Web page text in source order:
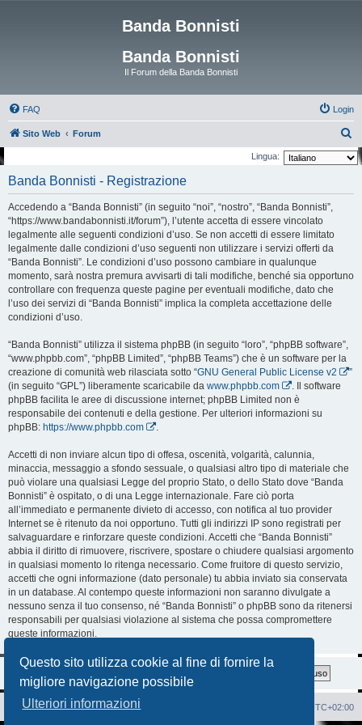
Questo sito utilizza cookie al fine di fornire la
migliore navigazione possibile
Ulteriori informazioni
Banda Bonnisti
Banda Bonnisti
Il Forum della Banda Bonnisti
FAQ Login
Sito Web Forum
e
Lingua:
Banda Bonnisti - Registrazione
Accedendo a “Banda Bonnisti” (in seguito “noi”, “nostro”, “Banda Bonnisti”,
“https://www.bandabonnisti.it/forum”), l’utente accetta di essere vincolato
legalmente alle seguenti condizioni d’uso. Se non accetti di essere limitato
legalmente dalle condizioni d’uso seguenti non utilizzare i servizi offerti da
“Banda Bonnisti”. Le condizioni d’uso possono cambiare in qualunque
momento, sarà nostra premura avvisarti di tali modifiche, benché sia opportuno
controllare con frequenza queste pagine per eventuali modifiche, dato che
l’uso dei servizi di “Banda Bonnisti” implica la completa accettazione delle
condizioni d’uso.
“Banda Bonnisti” utilizza il sistema phpBB (in seguito “loro”, “phpBB software”,
“www.phpbb.com”, “phpBB Limited”, “phpBB Teams”) che è un software per la
creazione di comunità web rilasciata sotto “GNU General Public License v2
”
(in seguito “GPL”) liberamente scaricabile da www.phpbb.com
. Il software
phpBB facilita le aree di discussione internet; phpBB Limited non è
responsabile dei contenuti e della gestione. Per ulteriori informazioni su
phpBB: https://www.phpbb.com .
Accetti di non inviare alcun tipo di offesa, oscenità, volgarità, calunnia,
minaccia, messaggio a sfondo sessuale, o qualsiasi altro tipo di materiale che
può violare una qualsiasi Legge del proprio Stato, o dello Stato dove “Banda
Bonnisti” è ospitato, o di una Legge internazionale. Fare ciò porta
all’immediato e permanente divieto di accesso, con notifica al tuo provider
Internet se è ritenuto da noi opportuno. Tutti gli indirizzi IP sono registrati per
salvaguardare e rinforzare queste condizioni. Accetti che “Banda Bonnisti”
abbia il diritto di rimuovere, riscrivere, spostare o chiudere qualsiasi argomento
in qualsiasi momento lo ritenga necessario. Come fruitore di questo servizio,
accetti che ogni informazione (dato personale) tu abbia inviato sia conservata
in un database. Al contempo queste informazioni non saranno divulgate a
nessuno senza il tuo consenso, né “Banda Bonnisti” o phpBB sono da ritenersi
responsabili per qualsiasi violazione al sistema che possa compromettere
queste informazioni.
Sito Web Forum UTC+02:00